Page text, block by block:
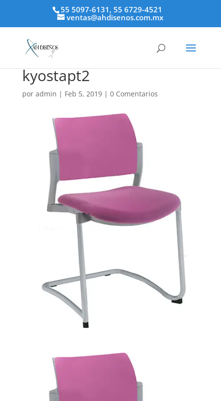
55 5097-6131, 55 6729-4521
ventas@ahdisenos.com.mx
kyostapt2
por admin | Feb 5, 2019| 0 Comentarios